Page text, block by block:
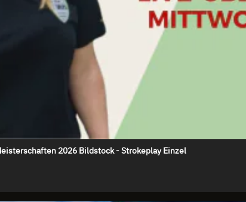
2026 Bildstock - Strokeplay Einzel